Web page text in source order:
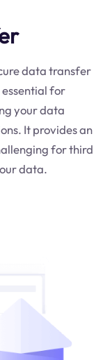
data transfer
essential for
your data
It provides an
for third
data.